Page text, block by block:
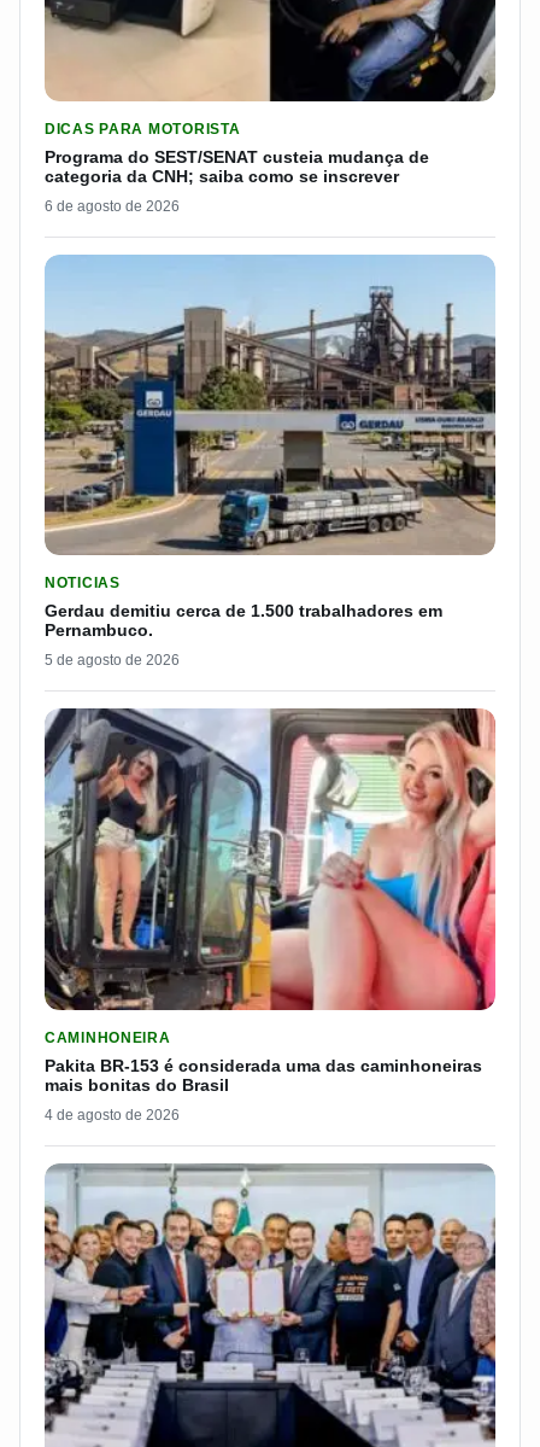
DICAS PARA MOTORISTA
Programa do SEST/SENAT custeia mudança de
categoria da CNH; saiba como se inscrever
6 de agosto de 2026
NOTICIAS
Gerdau demitiu cerca de 1.500 trabalhadores em
Pernambuco.
5 de agosto de 2026
CAMINHONEIRA
Pakita BR-153 é considerada uma das caminhoneiras
mais bonitas do Brasil
4 de agosto de 2026